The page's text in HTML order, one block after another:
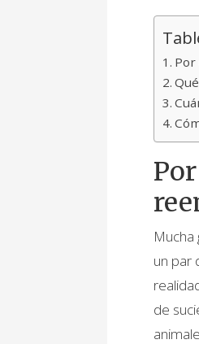
un par
de